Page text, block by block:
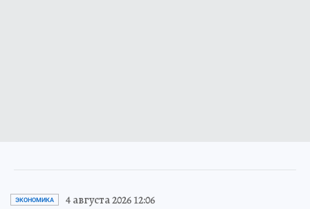
ЭКОНОМИКА 4 августа 2026 12:06